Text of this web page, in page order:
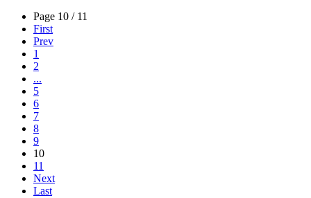
Page 10 / 11
First
Prev
1
2
...
5
6
7
8
9
10
11
Next
Last